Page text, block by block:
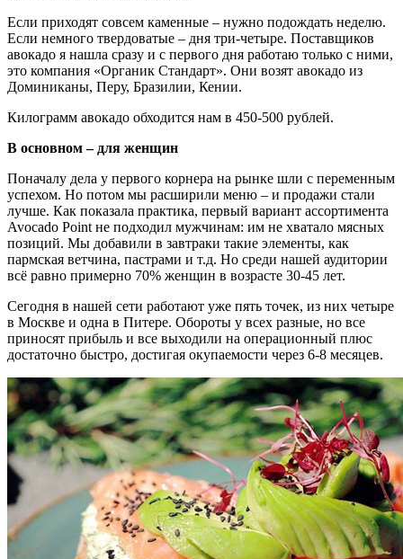
Если приходят совсем каменные – нужно подождать неделю.
Если немного твердоватые – дня три-четыре. Поставщиков
авокадо я нашла сразу и с первого дня работаю только с ними,
это компания «Органик Стандарт». Они возят авокадо из
Доминиканы, Перу, Бразилии, Кении.
Килограмм авокадо обходится нам в 450-500 рублей.
В основном – для женщин
Поначалу дела у первого корнера на рынке шли с переменным
успехом. Но потом мы расширили меню – и продажи стали
лучше. Как показала практика, первый вариант ассортимента
Avocado Point не подходил мужчинам: им не хватало мясных
позиций. Мы добавили в завтраки такие элементы, как
пармская ветчина, пастрами и т.д. Но среди нашей аудитории
всё равно примерно 70% женщин в возрасте 30-45 лет.
Сегодня в нашей сети работают уже пять точек, из них четыре
в Москве и одна в Питере. Обороты у всех разные, но все
приносят прибыль и все выходили на операционный плюс
достаточно быстро, достигая окупаемости через 6-8 месяцев.